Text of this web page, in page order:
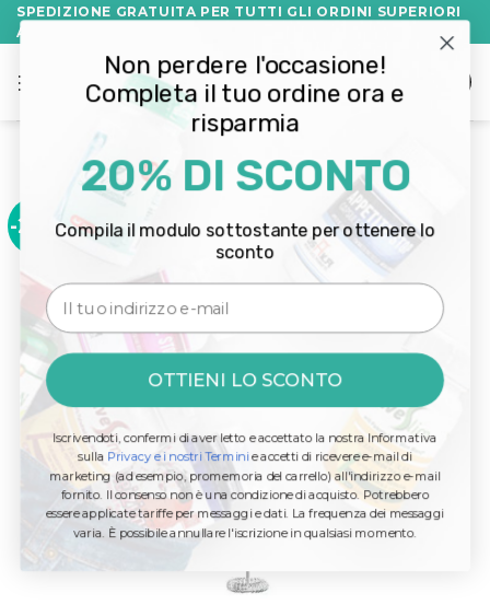
Salta
ai
SPEDIZIONE GRATUITA PER TUTTI GLI ORDINI SUPERIORI
A 60€!
-20%
Add to
wishlist
Non perdere l'occasione!
Completa il tuo ordine ora e
risparmia
20% DI SCONTO
Compila il modulo sottostante per ottenere lo
sconto
Email
OTTIENI LO SCONTO
Iscrivendoti, confermi di aver letto e accettato la nostra Informativa
sulla Privacy e i nostri Terminie accetti di ricevere e-mail di
marketing (ad esempio, promemoria del carrello) all'indirizzo e-mail
fornito. Il consenso non è una condizione di acquisto. Potrebbero
essere applicate tariffe per messaggi e dati. La frequenza dei messaggi
varia. È possibile annullare l'iscrizione in qualsiasi momento.